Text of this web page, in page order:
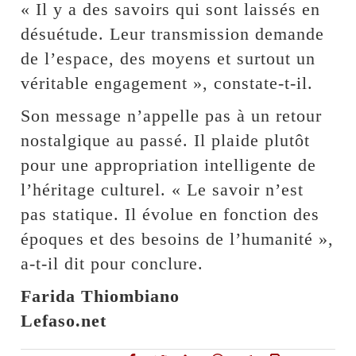
« Il y a des savoirs qui sont laissés en
désuétude. Leur transmission demande
de l’espace, des moyens et surtout un
véritable engagement », constate-t-il.
Son message n’appelle pas à un retour
nostalgique au passé. Il plaide plutôt
pour une appropriation intelligente de
l’héritage culturel. « Le savoir n’est
pas statique. Il évolue en fonction des
époques et des besoins de l’humanité »,
a-t-il dit pour conclure.
Farida Thiombiano
Lefaso.net